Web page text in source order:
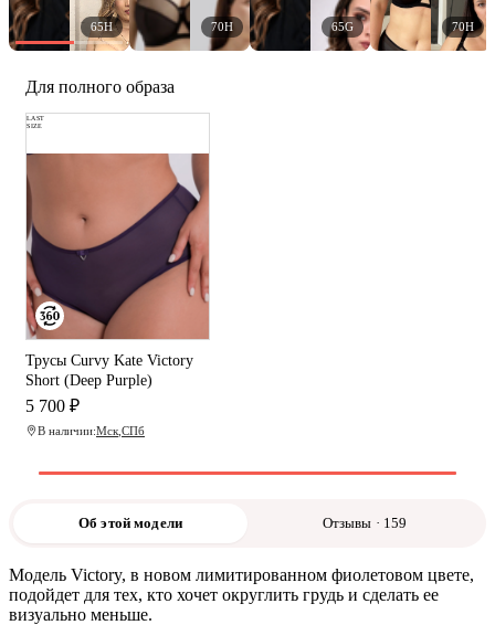
65H 70H 65G 70H
Для полного образа
LAST
SIZE
Трусы Curvy Kate Victory
Short (Deep Purple)
5 700 ₽
В наличии:Мск СПб
Об этой модели Отзывы · 159
Модель Victory, в новом лимитированном фиолетовом цвете,
подойдет для тех, кто хочет округлить грудь и сделать ее
визуально меньше.